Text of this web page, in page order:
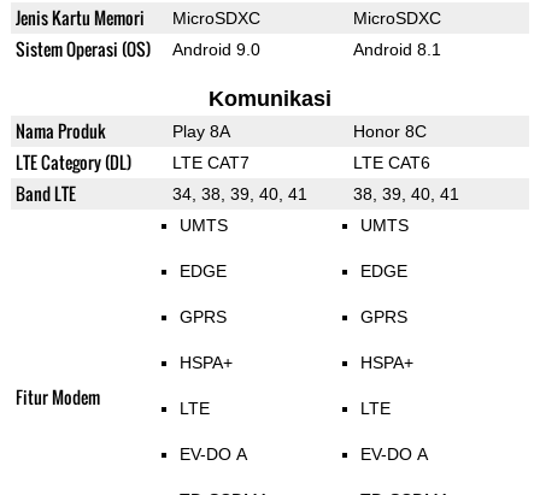
Jenis Kartu Memori MicroSDXC MicroSDXC
Sistem Operasi (OS) Android 9.0 Android 8.1
Komunikasi
Nama Produk Play 8A Honor 8C
LTE Category (DL) LTE CAT7 LTE CAT6
Band LTE 34, 38, 39, 40, 41 38, 39, 40, 41
Fitur Modem
UMTS
EDGE
GPRS
HSPA+
LTE
EV-DO A
UMTS
EDGE
GPRS
HSPA+
LTE
EV-DO A